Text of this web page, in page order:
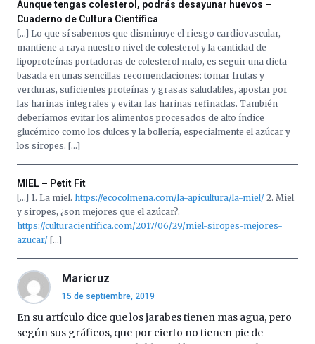
Aunque tengas colesterol, podrás desayunar huevos –
Cuaderno de Cultura Científica
[…] Lo que sí sabemos que disminuye el riesgo cardiovascular,
mantiene a raya nuestro nivel de colesterol y la cantidad de
lipoproteínas portadoras de colesterol malo, es seguir una dieta
basada en unas sencillas recomendaciones: tomar frutas y
verduras, suficientes proteínas y grasas saludables, apostar por
las harinas integrales y evitar las harinas refinadas. También
deberíamos evitar los alimentos procesados de alto índice
glucémico como los dulces y la bollería, especialmente el azúcar y
los siropes. […]
MIEL – Petit Fit
[…] 1. La miel. https://ecocolmena.com/la-apicultura/la-miel/ 2. Miel
y siropes, ¿son mejores que el azúcar?.
https://culturacientifica.com/2017/06/29/miel-siropes-mejores-
azucar/ […]
Maricruz
15 de septiembre, 2019
En su artículo dice que los jarabes tienen mas agua, pero
según sus gráficos, que por cierto no tienen pie de